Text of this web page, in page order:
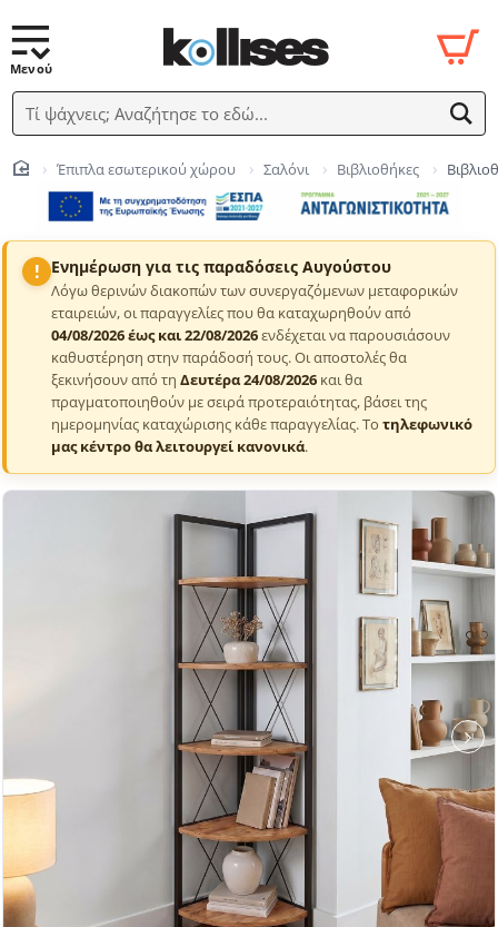
Τί ψάχνεις; Αναζήτησε το εδώ...
Έπιπλα εσωτερικού χώρου Σαλόνι Βιβλιοθήκες
! Ενημέρωση για τις παραδόσεις Αυγούστου
Λόγω θερινών διακοπών των συνεργαζόμενων μεταφορικών
εταιρειών, οι παραγγελίες που θα καταχωρηθούν από
04/08/2026 έως και 22/08/2026ενδέχεται να παρουσιάσουν
καθυστέρηση στην παράδοσή τους. Οι αποστολές θα
ξεκινήσουν από τη Δευτέρα 24/08/2026 και θα
πραγματοποιηθούν με σειρά προτεραιότητας, βάσει της
ημερομηνίας καταχώρισης κάθε παραγγελίας. Το τηλεφωνικό
μας κέντρο θα λειτουργεί κανονικά.